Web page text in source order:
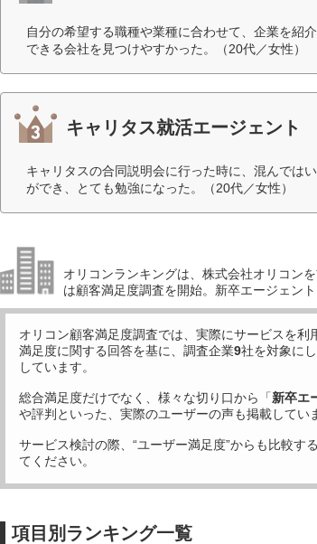
自分の希望する職種や業種に合わせて、企業を紹
できる会社を見つけやすかった。（20代／女性）
キャリタス就活エージェント
キャリタスの合同説明会に行った時に、混んでは
ができ、とても勉強になった。（20代／女性）
オリコンランキングは、株式会社オリコン
は顧客満足度調査を開始。新卒エージェン
オリコン顧客満足度調査では、実際にサービスを利
満足度に関する回答を基に、調査企業9社を対象に
しています。
総合満足度だけでなく、様々な切り口から「新卒エ
や評判といった、実際のユーザーの声も掲載してい
サービス検討の際、“ユーザー満足度”からも比較す
てください。
項目別ランキング一覧